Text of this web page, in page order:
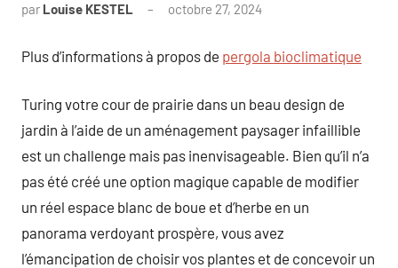
par Louise KESTEL octobre 27, 2024
Plus d’informations à propos de pergola bioclimatique
Turing votre cour de prairie dans un beau design de
jardin à l’aide de un aménagement paysager infaillible
est un challenge mais pas inenvisageable. Bien qu’il n’a
pas été créé une option magique capable de modifier
un réel espace blanc de boue et d’herbe en un
panorama verdoyant prospère, vous avez
l’émancipation de choisir vos plantes et de concevoir un